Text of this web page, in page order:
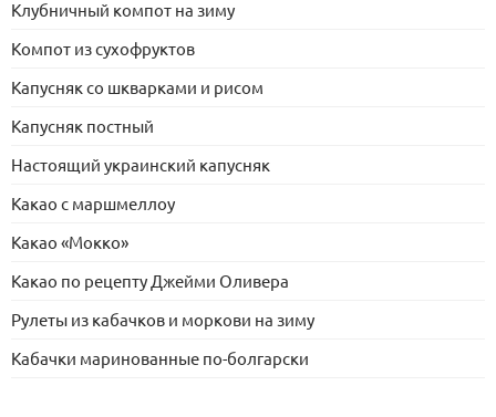
Клубничный компот на зиму
Компот из сухофруктов
Капусняк со шкварками и рисом
Капусняк постный
Настоящий украинский капусняк
Какао с маршмеллоу
Какао «Мокко»
Какао по рецепту Джейми Оливера
Рулеты из кабачков и моркови на зиму
Кабачки маринованные по-болгарски